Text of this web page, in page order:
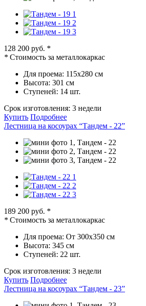
128 200 руб. *
* Стоимость за металлокаркас
Для проема: 115х280 см
Высота: 301 см
Ступеней: 14 шт.
Срок изготовления: 3 недели
Купить Подробнее
Лестница на косоурах “Тандем - 22”
189 200 руб. *
* Стоимость за металлокаркас
Для проема: От 300х350 см
Высота: 345 см
Ступеней: 22 шт.
Срок изготовления: 3 недели
Купить Подробнее
Лестница на косоурах “Тандем - 23”